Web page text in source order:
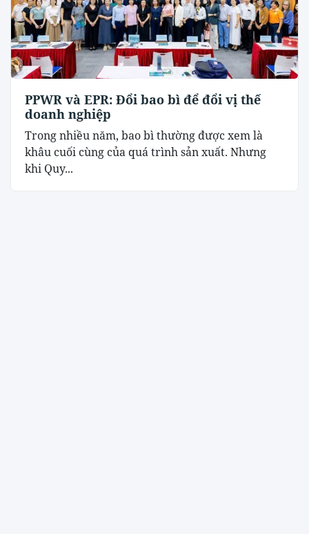
PPWR và EPR: Đổi bao bì để đổi vị thế
doanh nghiệp
Trong nhiều năm, bao bì thường được xem là
khâu cuối cùng của quá trình sản xuất. Nhưng
khi Quy...